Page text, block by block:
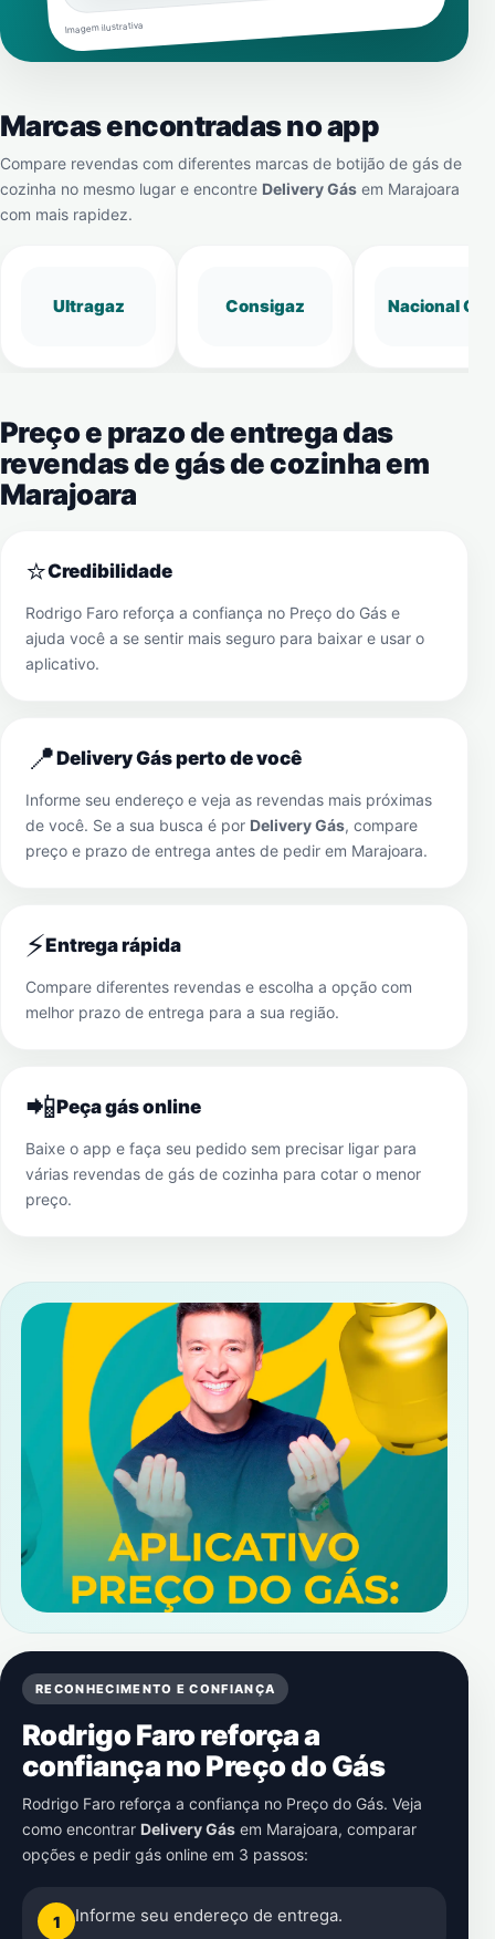
Imagem ilustrativa
Marcas encontradas no app
Compare revendas com diferentes marcas de botijão de gás de
cozinha no mesmo lugar e encontre Delivery Gás em Marajoara
com mais rapidez.
Ultragaz Consigaz Nacional Gás
Preço e prazo de entrega das
revendas de gás de cozinha em
Marajoara
⭐Credibilidade
Rodrigo Faro reforça a confiança no Preço do Gás e
ajuda você a se sentir mais seguro para baixar e usar o
aplicativo.
📍Delivery Gás perto de você
Informe seu endereço e veja as revendas mais próximas
de você. Se a sua busca é por Delivery Gás, compare
preço e prazo de entrega antes de pedir em Marajoara.
⚡Entrega rápida
Compare diferentes revendas e escolha a opção com
melhor prazo de entrega para a sua região.
📲Peça gás online
Baixe o app e faça seu pedido sem precisar ligar para
várias revendas de gás de cozinha para cotar o menor
preço.
RECONHECIMENTO E CONFIANÇA
Rodrigo Faro reforça a
confiança no Preço do Gás
Rodrigo Faro reforça a confiança no Preço do Gás. Veja
como encontrar Delivery Gás em Marajoara, comparar
opções e pedir gás online em 3 passos:
1 Informe seu endereço de entrega.